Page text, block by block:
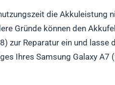
die Akkuleistung
Gründe können den
zur Reparatur ein und
Ihres Samsung Galaxy